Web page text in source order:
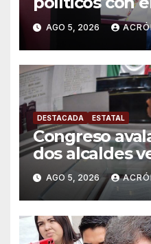
alcaldes
AGO 5, 2026
DESTACADA ESTATAL
Congreso
dos alcaldes
AGO 5, 2026